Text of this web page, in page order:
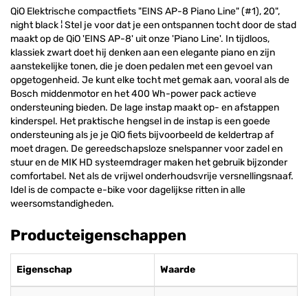
QiO Elektrische compactfiets "EINS AP-8 Piano Line" (#1), 20",
night black ¦ Stel je voor dat je een ontspannen tocht door de stad
maakt op de QiO 'EINS AP-8' uit onze 'Piano Line'. In tijdloos,
klassiek zwart doet hij denken aan een elegante piano en zijn
aanstekelijke tonen, die je doen pedalen met een gevoel van
opgetogenheid. Je kunt elke tocht met gemak aan, vooral als de
Bosch middenmotor en het 400 Wh-power pack actieve
ondersteuning bieden. De lage instap maakt op- en afstappen
kinderspel. Het praktische hengsel in de instap is een goede
ondersteuning als je je QiO fiets bijvoorbeeld de keldertrap af
moet dragen. De gereedschapsloze snelspanner voor zadel en
stuur en de MIK HD systeemdrager maken het gebruik bijzonder
comfortabel. Net als de vrijwel onderhoudsvrije versnellingsnaaf.
Idel is de compacte e-bike voor dagelijkse ritten in alle
weersomstandigheden.
Producteigenschappen
Eigenschap Waarde